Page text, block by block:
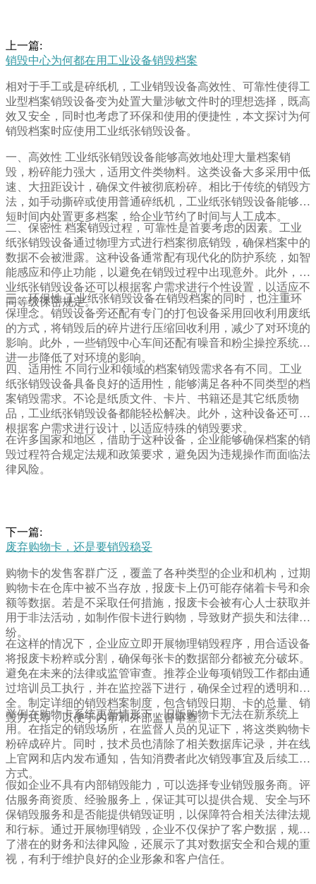
上一篇:
销毁中心为何都在用工业设备销毁档案
相对于手工或是碎纸机，工业销毁设备高效性、可靠性使得工
业型档案销毁设备变为处置大量涉敏文件时的理想选择，既高
效又安全，同时也考虑了环保和使用的便捷性，本文探讨为何
销毁档案时应使用工业纸张销毁设备。
一、高效性 工业纸张销毁设备能够高效地处理大量档案销
毁，粉碎能力强大，适用文件类物料。这类设备大多采用中低
速、大扭距设计，确保文件被彻底粉碎。相比于传统的销毁方
法，如手动撕碎或使用普通碎纸机，工业纸张销毁设备能够在
短时间内处置更多档案，给企业节约了时间与人工成本。
二、保密性 档案销毁过程，可靠性是首要考虑的因素。工业
纸张销毁设备通过物理方式进行档案彻底销毁，确保档案中的
数据不会被泄露。这种设备通常配有现代化的防护系统，如智
能感应和停止功能，以避免在销毁过程中出现意外。此外，工
业纸张销毁设备还可以根据客户需求进行个性设置，以适应不
同等级保密规定。
三、环保性 工业纸张销毁设备在销毁档案的同时，也注重环
保理念。销毁设备旁还配有专门的打包设备采用回收利用废纸
的方式，将销毁后的碎片进行压缩回收利用，减少了对环境的
影响。此外，一些销毁中心车间还配有噪音和粉尘操控系统，
进一步降低了对环境的影响。
四、适用性 不同行业和领域的档案销毁需求各有不同。工业
纸张销毁设备具备良好的适用性，能够满足各种不同类型的档
案销毁需求。不论是纸质文件、卡片、书籍还是其它纸质物
品，工业纸张销毁设备都能轻松解决。此外，这种设备还可以
根据客户需求进行设计，以适应特殊的销毁要求。
在许多国家和地区，借助于这种设备，企业能够确保档案的销
毁过程符合规定法规和政策要求，避免因为违规操作而面临法
律风险。
下一篇:
废弃购物卡，还是要销毁稳妥
购物卡的发售客群广泛，覆盖了各种类型的企业和机构，过期
购物卡在仓库中被不当存放，报废卡上仍可能存储着卡号和余
额等数据。若是不采取任何措施，报废卡会被有心人士获取并
用于非法活动，如制作假卡进行购物，导致财产损失和法律纠
纷。
在这样的情况下，企业应立即开展物理销毁程序，用合适设备
将报废卡粉粹或分割，确保每张卡的数据部分都被充分破坏。
避免在未来的法律或监管审查。推荐企业每项销毁工作都由通
过培训员工执行，并在监控器下进行，确保全过程的透明和安
全。制定详细的销毁档案制度，包含销毁日期、卡的总量、销
毁方式等，以便于内审和外部监督审查。
举例在购物卡系统更新情形下，旧版购物卡无法在新系统上
用。在指定的销毁场所，在监督人员的见证下，将这类购物卡
粉碎成碎片。同时，技术员也清除了相关数据库记录，并在线
上官网和店内发布通知，告知消费者此次销毁事宜及后续工作
方式。
假如企业不具有内部销毁能力，可以选择专业销毁服务商。评
估服务商资质、经验服务上，保证其可以提供合规、安全与环
保销毁服务和是否能提供销毁证明，以保障符合相关法律法规
和行标。通过开展物理销毁，企业不仅保护了客户数据，规避
了潜在的财务和法律风险，还展示了其对数据安全和合规的重
视，有利于维护良好的企业形象和客户信任。